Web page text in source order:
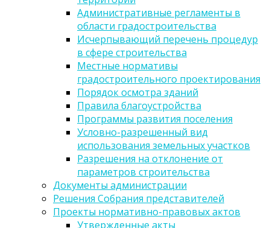
Административные регламенты в
области градостроительства
Исчерпывающий перечень процедур
в сфере строительства
Местные нормативы
градостроительного проектирования
Порядок осмотра зданий
Правила благоустройства
Программы развития поселения
Условно-разрешенный вид
использования земельных участков
Разрешения на отклонение от
параметров строительства
Документы администрации
Решения Собрания представителей
Проекты нормативно-правовых актов
Утвержденные акты